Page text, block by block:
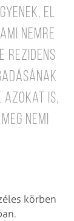
el
nemre
rezidens
azokat is,
nemi
körben